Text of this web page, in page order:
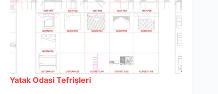
Yatak Odasi Tefrişleri